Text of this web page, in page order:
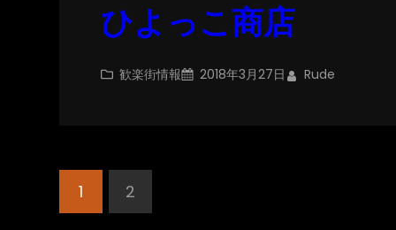
ひよっこ商店
歓楽街情報 2018年3月27日 Rude
1 2